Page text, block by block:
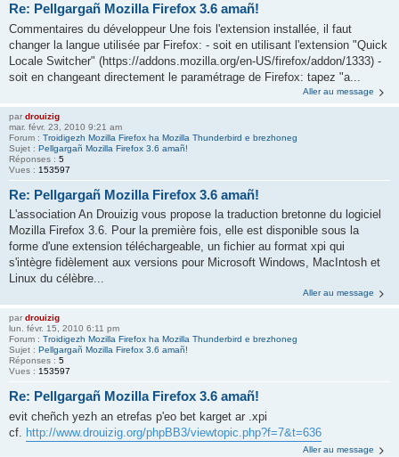
Re: Pellgargañ Mozilla Firefox 3.6 amañ!
Commentaires du développeur Une fois l'extension installée, il faut
changer la langue utilisée par Firefox: - soit en utilisant l'extension "Quick
Locale Switcher" (https://addons.mozilla.org/en-US/firefox/addon/1333) -
soit en changeant directement le paramétrage de Firefox: tapez "a...
Aller au message
par drouizig
mar. févr. 23, 2010 9:21 am
Forum : Troidigezh Mozilla Firefox ha Mozilla Thunderbird e brezhoneg
Sujet : Pellgargañ Mozilla Firefox 3.6 amañ!
Réponses : 5
Vues : 153597
Re: Pellgargañ Mozilla Firefox 3.6 amañ!
L'association An Drouizig vous propose la traduction bretonne du logiciel
Mozilla Firefox 3.6. Pour la première fois, elle est disponible sous la
forme d'une extension téléchargeable, un fichier au format xpi qui
s'intègre fidèlement aux versions pour Microsoft Windows, MacIntosh et
Linux du célèbre...
Aller au message
par drouizig
lun. févr. 15, 2010 6:11 pm
Forum : Troidigezh Mozilla Firefox ha Mozilla Thunderbird e brezhoneg
Sujet : Pellgargañ Mozilla Firefox 3.6 amañ!
Réponses : 5
Vues : 153597
Re: Pellgargañ Mozilla Firefox 3.6 amañ!
evit cheñch yezh an etrefas p'eo bet karget ar .xpi
cf. http://www.drouizig.org/phpBB3/viewtopic.php?f=7&t=636
Aller au message